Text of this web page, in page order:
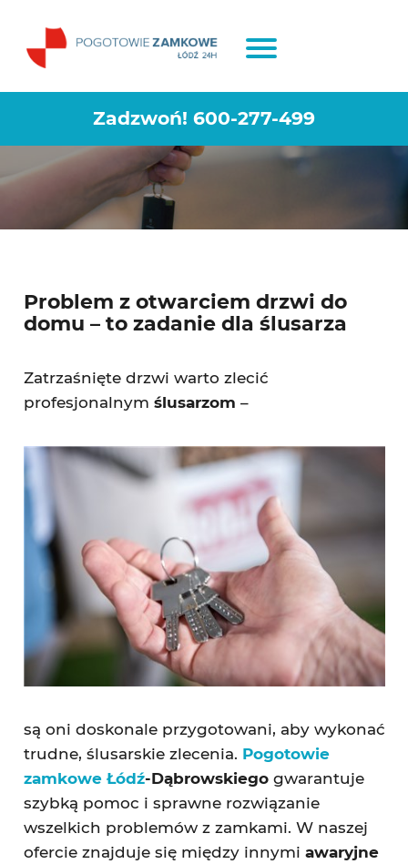
Zadzwoń! 600-277-499
Awaryjne otwieranie mieszkań
Łódź Dąbrowskiego
Problem z otwarciem drzwi do
domu – to zadanie dla ślusarza
Zatrzaśnięte drzwi warto zlecić
profesjonalnym ślusarzom –
są oni doskonale przygotowani, aby wykonać
trudne, ślusarskie zlecenia. Pogotowie
zamkowe Łódź-Dąbrowskiegogwarantuje
szybką pomoc i sprawne rozwiązanie
wszelkich problemów z zamkami. W naszej
ofercie znajduje się między innymi awaryjne